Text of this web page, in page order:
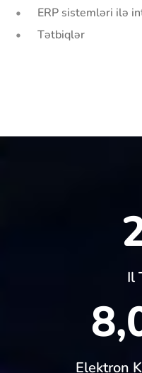
ERP sistemləri ilə
Tətbiqlər
Il
Еlektron